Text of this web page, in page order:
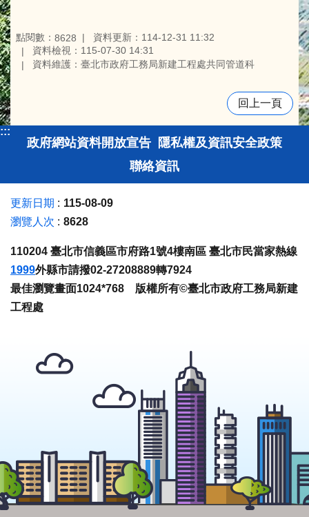
點閱數： 8628
資料更新：114-12-31 11:32
資料檢視：115-07-30 14:31
資料維護：臺北市政府工務局新建工程處共同管道科
回上一頁
:::
政府網站資料開放宣告 隱私權及資訊安全政策
聯絡資訊
更新日期
115-08-09
瀏覽人次
8628
110204 臺北市信義區市府路1號4樓南區 臺北市民當家熱線
1999外縣市請撥02-27208889轉7924
最佳瀏覽畫面1024*768 版權所有©臺北市政府工務局新建
工程處